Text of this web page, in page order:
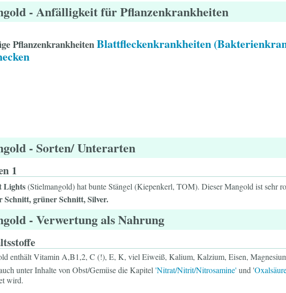
- Anfälligkeit für Pflanzenkrankheiten
PflanzenkrankheitenBlattfleckenkrankheiten
- Sorten/ Unterarten
1
Lights(Stielmangold) hat bunte Stängel (Kiepenkerl, TOM). Dieser Mangold ist sehr
Schnitt, grüner Schnitt, Silver.
- Verwertung als Nahrung
enthält Vitamin A,B1,2, C (!), E, K, viel Eiweiß, Kalium, Kalzium, Eisen,
unter Inhalte von Obst/Gemüse die Kapitel'Nitrat/Nitrit/Nitrosamine' und '
wird.